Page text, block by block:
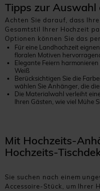
Tipps zur Auswahl
Achten Sie darauf, dass
Gesamtstil Ihrer Hochzeit
Optionen können Sie das
Für eine Landhochzeit
floralen Motiven
Elegante Feiern
Weiß
Berücksichtigen Sie die
wählen Sie Anhänger, die
Die Materialwahl verleiht
Ihren Gästen, wie viel Mühe
Mit Hochzeits-
Hochzeits-
Sie suchen nach einem
Accessoire-Stück, um Ihrer